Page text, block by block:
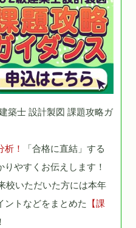
築士 設計製図 課題攻略ガ
！
「合格に直結」する
やすくお伝えします！
校いただいた方には本年
ントなどをまとめた
【課